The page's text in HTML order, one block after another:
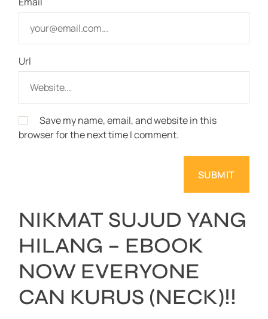
Url
Save my name, email, and website in this
browser for the next time I comment.
NIKMAT SUJUD YANG
HILANG – EBOOK
NOW EVERYONE
CAN KURUS (NECK)!!